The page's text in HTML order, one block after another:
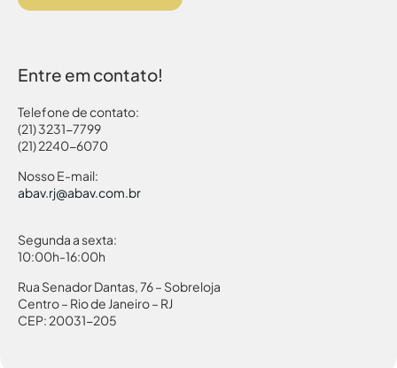
Entre em contato!
Telefone de contato:
(21) 3231-7799
(21) 2240-6070
Nosso E-mail:
abav.rj@abav.com.br
Segunda a sexta:
10:00h-16:00h
Rua Senador Dantas, 76 – Sobreloja
Centro – Rio de Janeiro – RJ
CEP: 20031-205